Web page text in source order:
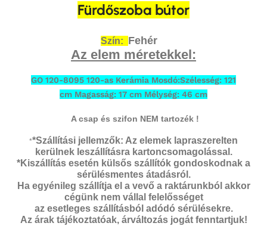
Fürdőszoba bútor
Szín: Fehér
Az elem méretekkel:
GO 120-8095 120-as Kerámia Mosdó:Szélesség: 121
cm Magasság: 17 cm Mélység: 46 cm
A csap és szifon NEM tartozék !
**Szállítási jellemzők: Az elemek lapraszerelten
kerülnek leszállításra kartoncsomagolással.
*Kiszállítás esetén külsős szállítók gondoskodnak a
sérülésmentes átadásról.
Ha egyénileg szállítja el a vevő a raktárunkból akkor
cégünk nem vállal felelősséget
az esetleges szállításból adódó sérülésekre.
Az árak tájékoztatóak, árváltozás jogát fenntartjuk!